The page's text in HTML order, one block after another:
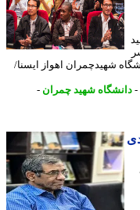
اهواز ایسنا/
شهید چمران-